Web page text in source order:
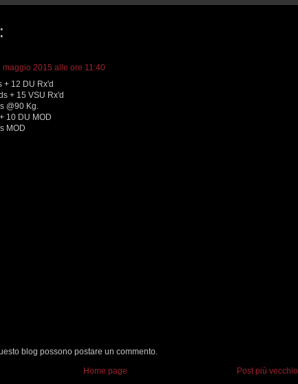
maggio 2015 alle ore 11:40
+ 12 DU Rx'd
+ 15 VSU Rx'd
@90 Kg.
10 DU MOD
MOD
blog possono postare un commento.
Post più vecchio
Home page